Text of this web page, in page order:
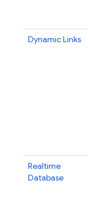
Dynamic Links
Realtime
Database